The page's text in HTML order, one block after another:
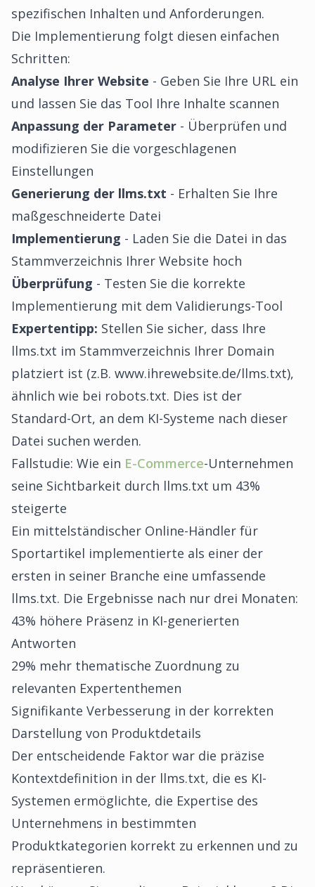
spezifischen Inhalten und Anforderungen.
Die Implementierung folgt diesen einfachen
Schritten:
Analyse Ihrer Website - Geben Sie Ihre URL ein
und lassen Sie das Tool Ihre Inhalte scannen
Anpassung der Parameter - Überprüfen und
modifizieren Sie die vorgeschlagenen
Einstellungen
Generierung der llms.txt - Erhalten Sie Ihre
maßgeschneiderte Datei
Implementierung - Laden Sie die Datei in das
Stammverzeichnis Ihrer Website hoch
Überprüfung - Testen Sie die korrekte
Implementierung mit dem Validierungs-Tool
Expertentipp: Stellen Sie sicher, dass Ihre
llms.txt im Stammverzeichnis Ihrer Domain
platziert ist (z.B. www.ihrewebsite.de/llms.txt),
ähnlich wie bei robots.txt. Dies ist der
Standard-Ort, an dem KI-Systeme nach dieser
Datei suchen werden.
Fallstudie: Wie ein E-Commerce-Unternehmen
seine Sichtbarkeit durch llms.txt um 43%
steigerte
Ein mittelständischer Online-Händler für
Sportartikel implementierte als einer der
ersten in seiner Branche eine umfassende
llms.txt. Die Ergebnisse nach nur drei Monaten:
43% höhere Präsenz in KI-generierten
Antworten
29% mehr thematische Zuordnung zu
relevanten Expertenthemen
Signifikante Verbesserung in der korrekten
Darstellung von Produktdetails
Der entscheidende Faktor war die präzise
Kontextdefinition in der llms.txt, die es KI-
Systemen ermöglichte, die Expertise des
Unternehmens in bestimmten
Produktkategorien korrekt zu erkennen und zu
repräsentieren.